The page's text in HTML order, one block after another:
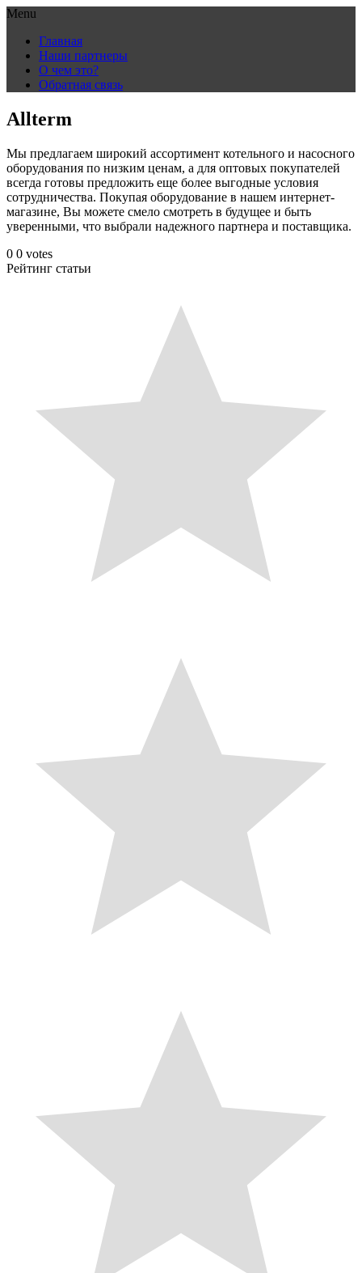
Menu
content
Главная
Наши партнеры
О чем это?
Обратная связь
Allterm
Мы предлагаем широкий ассортимент котельного и насосного
оборудования по низким ценам, а для оптовых покупателей
всегда готовы предложить еще более выгодные условия
сотрудничества. Покупая оборудование в нашем интернет-
магазине, Вы можете смело смотреть в будущее и быть
уверенными, что выбрали надежного партнера и поставщика.
0 0 votes
Рейтинг статьи